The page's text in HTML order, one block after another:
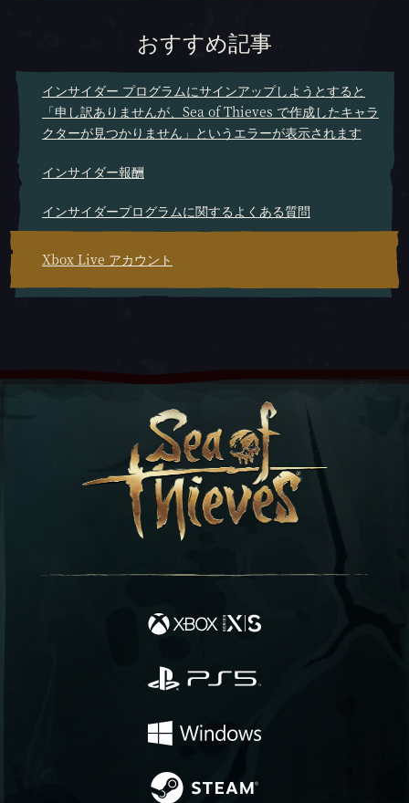
おすすめ記事
インサイダー プログラムにサインアップしようとすると
「申し訳ありませんが、Sea of Thieves で作成したキャラ
クターが見つかりません」というエラーが表示されます
インサイダー報酬
インサイダープログラムに関するよくある質問
Xbox Live アカウント